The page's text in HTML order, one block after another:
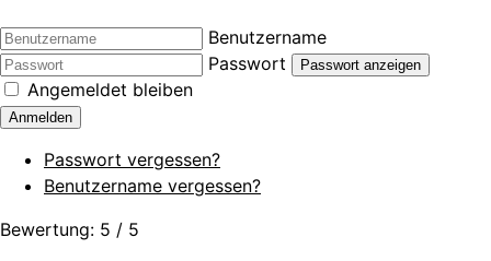
Benutzername
Passwort
Passwort anzeigen
Angemeldet bleiben
Anmelden
Passwort vergessen?
Benutzername vergessen?
Bewertung: 5 / 5